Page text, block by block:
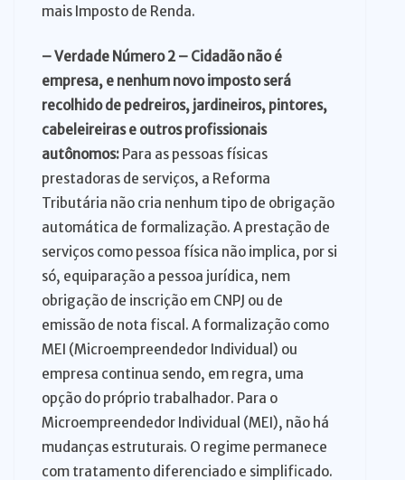
mais Imposto de Renda.
– Verdade Número 2 – Cidadão não é
empresa, e nenhum novo imposto será
recolhido de pedreiros, jardineiros, pintores,
cabeleireiras e outros profissionais
autônomos: Para as pessoas físicas
prestadoras de serviços, a Reforma
Tributária não cria nenhum tipo de obrigação
automática de formalização. A prestação de
serviços como pessoa física não implica, por si
só, equiparação a pessoa jurídica, nem
obrigação de inscrição em CNPJ ou de
emissão de nota fiscal. A formalização como
MEI (Microempreendedor Individual) ou
empresa continua sendo, em regra, uma
opção do próprio trabalhador. Para o
Microempreendedor Individual (MEI), não há
mudanças estruturais. O regime permanece
com tratamento diferenciado e simplificado.